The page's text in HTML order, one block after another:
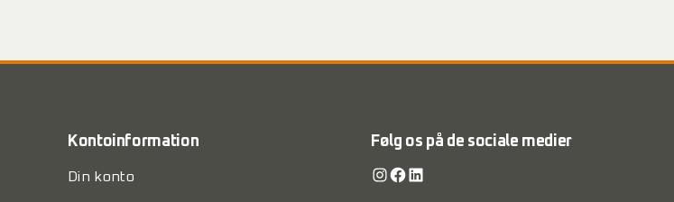
Kontoinformation
Din konto
Følg os på de sociale medier
Instagram Facebook LinkedIn